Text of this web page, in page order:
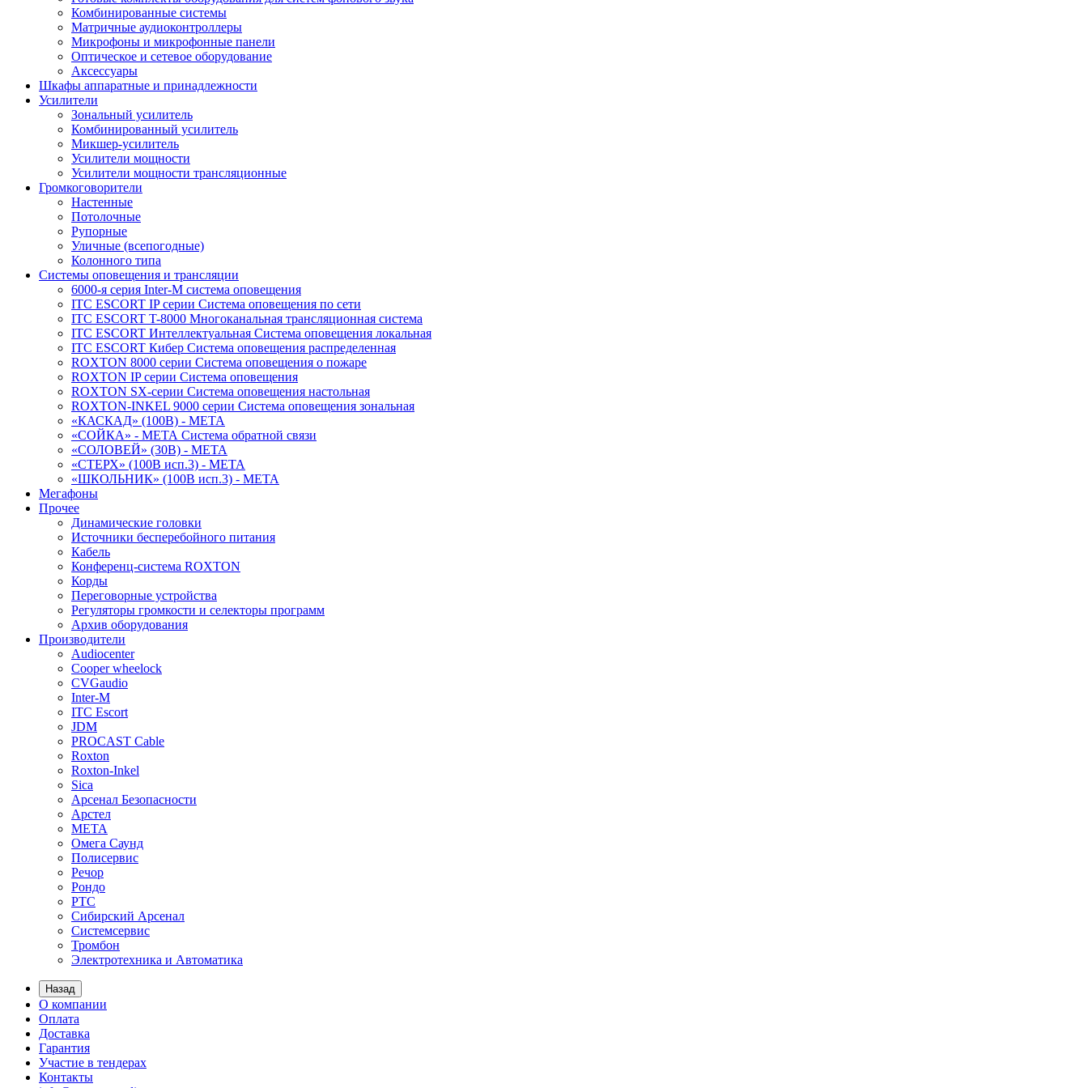
Комбинированные системы
Матричные аудиоконтроллеры
Микрофоны и микрофонные панели
Оптическое и сетевое оборудование
Аксессуары
Шкафы аппаратные и принадлежности
Усилители
Зональный усилитель
Комбинированный усилитель
Микшер-усилитель
Усилители мощности
Усилители мощности трансляционные
Громкоговорители
Настенные
Потолочные
Рупорные
Уличные (всепогодные)
Колонного типа
Системы оповещения и трансляции
6000-я серия Inter-M система оповещения
ITC ESCORT IP серии Система оповещения по сети
ITC ESCORT T-8000 Многоканальная трансляционная система
ITC ESCORT Интеллектуальная Система оповещения локальная
ITC ESCORT Кибер Система оповещения распределенная
ROXTON 8000 серии Система оповещения о пожаре
ROXTON IP серии Система оповещения
ROXTON SX-серии Система оповещения настольная
ROXTON-INKEL 9000 серии Система оповещения зональная
«КАСКАД» (100В) - МЕТА
«СОЙКА» - МЕТА Система обратной связи
«СОЛОВЕЙ» (30В) - МЕТА
«СТЕРХ» (100В исп.3) - МЕТА
«ШКОЛЬНИК» (100В исп.3) - МЕТА
Мегафоны
Прочее
Динамические головки
Источники бесперебойного питания
Кабель
Конференц-система ROXTON
Корды
Переговорные устройства
Регуляторы громкости и селекторы программ
Архив оборудования
Производители
Audiocenter
Cooper wheelock
CVGaudio
Inter-M
ITC Escort
JDM
PROCAST Cable
Roxton
Roxton-Inkel
Sica
Арсенал Безопасности
Арстел
МЕТА
Омега Саунд
Полисервис
Речор
Рондо
РТС
Сибирский Арсенал
Системсервис
Тромбон
Электротехника и Автоматика
Назад
О компании
Оплата
Доставка
Гарантия
Участие в тендерах
Контакты